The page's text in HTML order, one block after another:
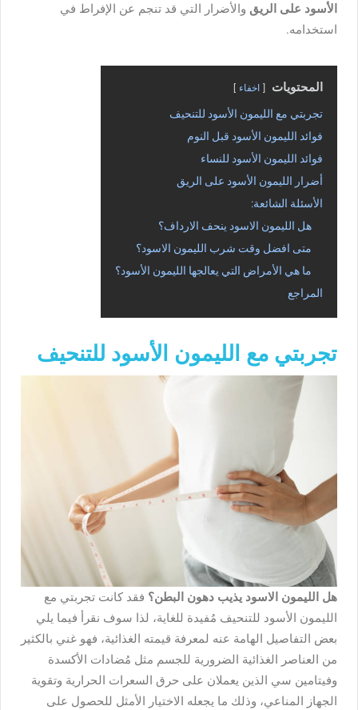
الأسود على الريق والأضرار التي قد تنجم عن الإفراط في
استخدامه.
المحتويات اخفاء
تجربتي مع الليمون الأسود للتنحيف
فوائد الليمون الأسود قبل النوم
فوائد الليمون الأسود للنساء
أضرار الليمون الأسود على الريق
الأسئلة الشائعة:
هل الليمون الاسود ينحف الارداف؟
متى افضل وقت شرب الليمون الاسود؟
ما هي الأمراض التي يعالجها الليمون الأسود؟
المراجع
تجربتي مع الليمون الأسود للتنحيف
هل الليمون الاسود يذيب دهون البطن؟ فقد كانت تجربتي مع
الليمون الأسود للتنحيف مُفيدة للغاية، لذا سوف نقرأ فيما يلي
بعض التفاصيل الهامة عنه لمعرفة قيمته الغذائية، فهو غني بالكثير
من العناصر الغذائية الضرورية للجسم مثل مُضادات الأكسدة
وفيتامين سي الذين يعملان على حرق السعرات الحرارية وتقوية
الجهاز المناعي، وذلك ما يجعله الاختيار الأمثل للحصول على